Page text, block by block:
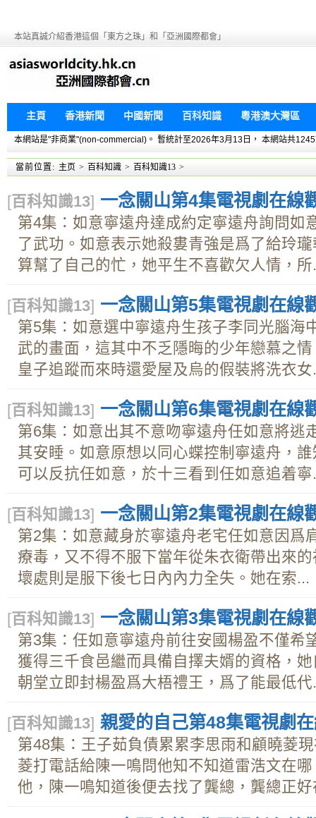
本站真誠介紹香港這個「東方之珠」和「亞洲國際都會」
主頁 香港新聞 中國新聞 百科知識 粵港澳大灣區
本網站是"非商業"(non-commercial)。 暫統計至2026年3月13日， 本網站共
當前位置: 主页 > 百科知識 > 百科知識13 >
[百科知識13] 一念關山第4集電視劇在線
第4集：如意寧遠舟達成約定寧遠舟詢問如
了武功。如意表示她殺婁青強是爲了給玲
算幫了自己的忙，她平生不喜歡欠人情，所
[百科知識13] 一念關山第5集電視劇在線
第5集：如意選中寧遠舟生孩子李同光腦海
武的畫面，這其中不乏隱晦的少年戀慕之
皇子追蹤而來時還愛屋及烏的假裝將洗衣女
[百科知識13] 一念關山第6集電視劇在線
第6集：如意出其不意吻寧遠舟任如意將逃
其安睡。如意原想以同心蝶控制寧遠舟，
可以反抗任如意，於十三看到任如意追着寧
[百科知識13] 一念關山第2集電視劇在線
第2集：如意藏身於寧遠舟老宅任如意因爲
療毒，又不得不服下當年從朱衣衛帶出來的
壞處則是服下後七日內內力全失。她在索...
[百科知識13] 一念關山第3集電視劇在線
第3集：任如意寧遠舟前往安國楊盈不僅希
獲得三千食邑繼而具備自擇夫婿的資格，
朝堂立即封楊盈爲大梧禮王，爲了能最低代
[百科知識13] 親愛的自己第48集電視劇
第48集：王子茹負債累累李思雨和顧曉菱
菱打電話給陳一鳴問他知不知道雷浩文在
他，陳一鳴知道後便去找了龔總，龔總正好